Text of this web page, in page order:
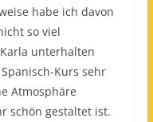
habe ich davon
so viel
unterhalten
Kurs sehr
Atmosphäre
schön gestaltet ist.